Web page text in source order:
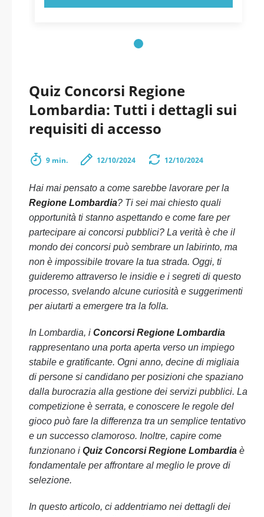
Quiz Concorsi Regione
Lombardia: Tutti i dettagli sui
requisiti di accesso
9 min. 12/10/2024 12/10/2024
Hai mai pensato a come sarebbe lavorare per la
Regione Lombardia? Ti sei mai chiesto quali
opportunità ti stanno aspettando e come fare per
partecipare ai concorsi pubblici? La verità è che il
mondo dei concorsi può sembrare un labirinto, ma
non è impossibile trovare la tua strada. Oggi, ti
guideremo attraverso le insidie e i segreti di questo
processo, svelando alcune curiosità e suggerimenti
per aiutarti a emergere tra la folla.
In Lombardia, i Concorsi Regione Lombardia
rappresentano una porta aperta verso un impiego
stabile e gratificante. Ogni anno, decine di migliaia
di persone si candidano per posizioni che spaziano
dalla burocrazia alla gestione dei servizi pubblici. La
competizione è serrata, e conoscere le regole del
gioco può fare la differenza tra un semplice tentativo
e un successo clamoroso. Inoltre, capire come
funzionano i Quiz Concorsi Regione Lombardia è
fondamentale per affrontare al meglio le prove di
selezione.
In questo articolo, ci addentriamo nei dettagli dei